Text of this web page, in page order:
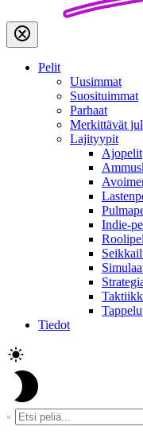
Pelit
Uusimmat
Suosituimmat
Parhaat
Merkittävät
Lajityypit
Ajopelit
Indie-
Tiedot